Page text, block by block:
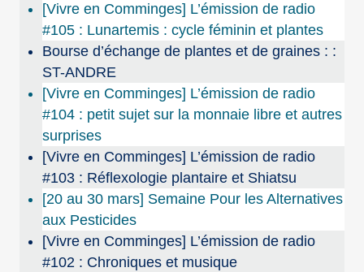
[Vivre en Comminges] L’émission de radio
#105 : Lunartemis : cycle féminin et plantes
Bourse d’échange de plantes et de graines : :
ST-ANDRE
[Vivre en Comminges] L’émission de radio
#104 : petit sujet sur la monnaie libre et autres
surprises
[Vivre en Comminges] L’émission de radio
#103 : Réflexologie plantaire et Shiatsu
[20 au 30 mars] Semaine Pour les Alternatives
aux Pesticides
[Vivre en Comminges] L’émission de radio
#102 : Chroniques et musique